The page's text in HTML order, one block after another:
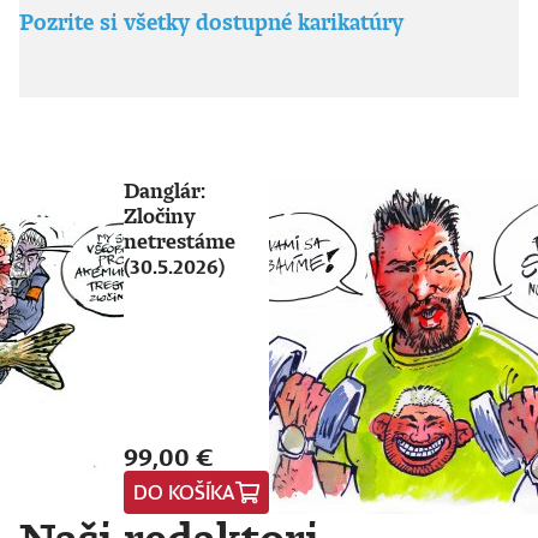
Pozrite si všetky dostupné karikatúry
Danglár:
Zločiny
netrestáme
(30.5.2026)
99,00 €
DO KOŠÍKA